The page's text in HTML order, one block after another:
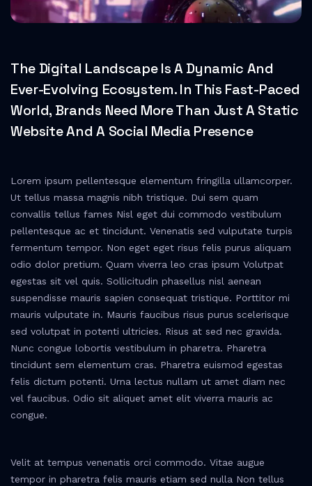
The Digital Landscape Is A Dynamic And
Ever-Evolving Ecosystem. In This Fast-Paced
World, Brands Need More Than Just A Static
Website And A Social Media Presence
Lorem ipsum pellentesque elementum fringilla ullamcorper.
Ut tellus massa magnis nibh tristique. Dui sem quam
convallis tellus fames Nisl eget dui commodo vestibulum
pellentesque ac et tincidunt. Venenatis sed vulputate turpis
fermentum tempor. Non eget eget risus felis purus aliquam
odio dolor pretium. Quam viverra leo cras ipsum Volutpat
egestas sit vel quis. Sollicitudin phasellus nisl aenean
suspendisse mauris sapien consequat tristique. Porttitor mi
mauris vulputate in. Mauris faucibus risus purus scelerisque
sed volutpat in potenti ultricies. Risus at sed nec gravida.
Nunc congue lobortis vestibulum in pharetra. Pharetra
tincidunt sem elementum cras. Pharetra euismod egestas
felis dictum potenti. Urna lectus nullam ut amet diam nec
vel faucibus. Odio sit aliquet amet elit viverra mauris ac
congue.
Velit at tempus venenatis orci commodo. Vitae augue
tempor in pharetra felis mauris etiam sed nulla Non tellus